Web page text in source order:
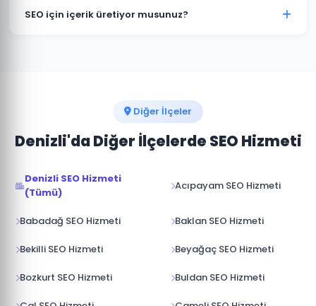
birleştiriyoruz.
işletmenizin konumunu korur ve güçlendirir.
SEO için içerik üretiyor musunuz?
Diğer İlçeler
Denizli'da Diğer İlçelerde SEO Hizmeti
Denizli SEO Hizmeti
(Tümü)
Acıpayam SEO Hizmeti
Babadağ SEO Hizmeti Baklan SEO Hizmeti
Bekilli SEO Hizmeti Beyağaç SEO Hizmeti
Bozkurt SEO Hizmeti Buldan SEO Hizmeti